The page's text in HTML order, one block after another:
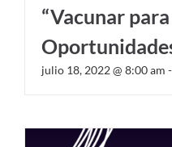
“Vacunar
julio 18, 2022 @ 8:00 am -